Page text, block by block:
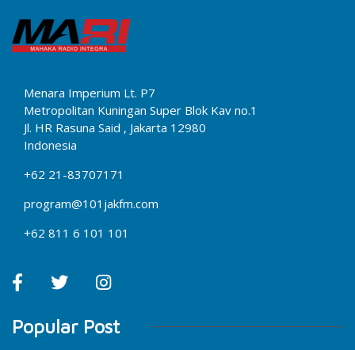
Menara Imperium Lt. P7
Metropolitan Kuningan Super Blok Kav no.1
Jl. HR Rasuna Said , Jakarta 12980
Indonesia
+62 21-83707171
program@101jakfm.com
+62 811 6 101 101
Popular Post